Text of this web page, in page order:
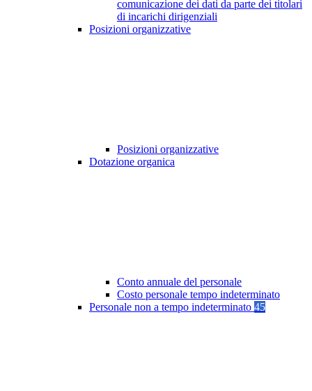
comunicazione dei dati da parte dei titolari
di incarichi dirigenziali
Posizioni organizzative
Posizioni organizzative
Dotazione organica
Conto annuale del personale
Costo personale tempo indeterminato
Personale non a tempo indeterminato 45